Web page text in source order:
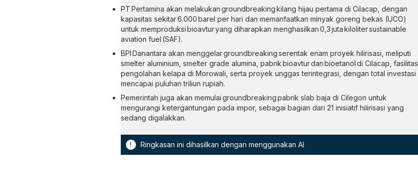
PT Pertamina akan melakukan groundbreaking kilang hijau pertama di Cilacap, dengan
kapasitas sekitar 6.000 barel per hari dan memanfaatkan minyak goreng bekas (UCO)
untuk memproduksi bioavtur yang diharapkan menghasilkan 0,3 juta kiloliter sustainable
aviation fuel (SAF).
BPI Danantara akan menggelar groundbreaking serentak enam proyek hilirisasi, meliputi
smelter aluminium, smelter grade alumina, pabrik bioavtur dan bioetanol di Cilacap, fasilitas
pengolahan kelapa di Morowali, serta proyek unggas terintegrasi, dengan total investasi
mencapai puluhan triliun rupiah.
Pemerintah juga akan memulai groundbreaking pabrik slab baja di Cilegon untuk
mengurangi ketergantungan pada impor, sebagai bagian dari 21 inisiatif hilirisasi yang
sedang digalakkan.
! Ringkasan ini dihasilkan dengan menggunakan AI